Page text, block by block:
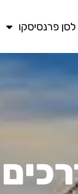
פרנסיסקו